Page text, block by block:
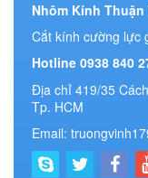
Nhôm Kính
Cắt kính cường lực
Hotline 0938 840
Địa chỉ 419/35
Tp. HCM
Email: